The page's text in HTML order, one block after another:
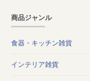
商品ジャンル
食器・キッチン雑貨
インテリア雑貨